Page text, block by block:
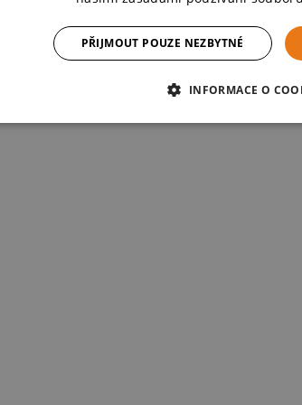
PŘIJMOUT POUZE NEZBYTNÉ
INFORMACE O